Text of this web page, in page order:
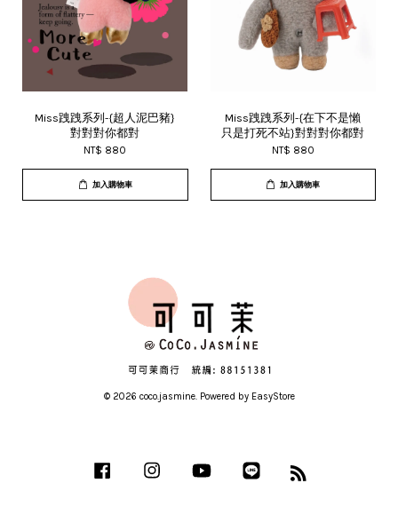
Miss跩跩系列-{超人泥巴豬}
對對對你都對
NT$ 880
加入購物車
Miss跩跩系列-{在下不是懶
只是打死不站}對對對你都對
NT$ 880
加入購物車
© 2026 coco.jasmine. Powered by EasyStore
Facebook Instagram YouTube